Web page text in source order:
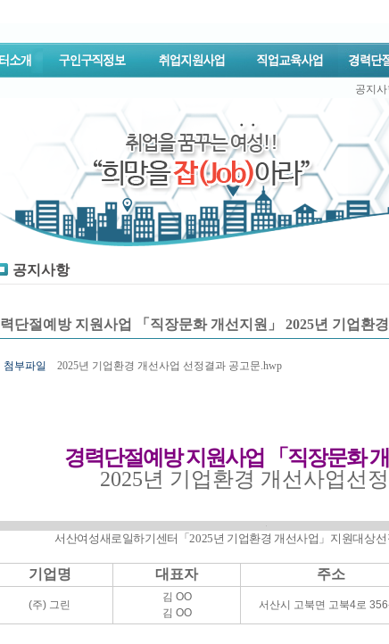
공지
공지사항
단절예방 지원사업 「직장문화 개선지원」 2025년 기업환
첨부파일 2025년 기업환경 개선사업 선정결과 공고문.hwp
경력단절예방 지원사업 「 직장문화
2025년 기업환경 개선사업선
서산여성새로일하기센터 「2025년 기업환경 개선사업 」 지원대상선
기업명 대표자 주소
(주) 그린
김 OO
김 OO
서산시 고북면 고북4로